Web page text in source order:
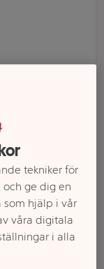
tekniker för
ge dig en
som hjälp i vår
våra digitala
i alla